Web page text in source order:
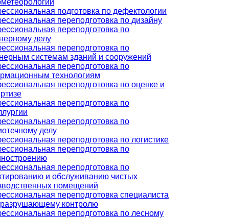
подготовка по дефектологии
переподготовка по дизайну
переподготовка по
делу
переподготовка по
системам зданий и сооружений
переподготовка по
технологиям
переподготовка по оценке и
переподготовка по
переподготовка по
делу
переподготовка по логистике
переподготовка по
переподготовка по
и обслуживанию чистых
помещений
переподготовка специалиста
контролю
переподготовка по лесному